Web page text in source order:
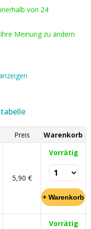
von 24
Meinung zu ändern
Preis Warenkorb
5,90 €
Vorrätig
Vorrätig